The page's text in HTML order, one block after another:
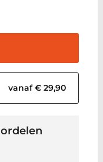
vanaf € 29,90